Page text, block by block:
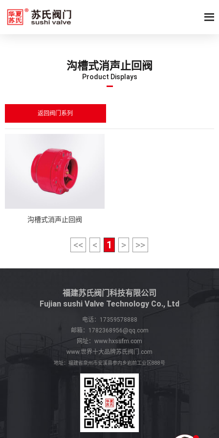
沟槽式消声止回阀
Product Displays
返回阀门系列
沟槽式消声止回阀
<< < 1 > >>
福建苏氏阀门科技有限公司
Fujian sushi Valve Technology Co., Ltd
电话：
17359578888
邮箱：
1782368956@qq.com
网址： www.hxssfm.com
www.世界十大品牌苏氏阀门.com
地址：福建省泉州市安溪县参内乡岩前工业区888号